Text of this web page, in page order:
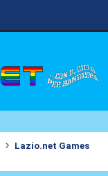
Lazio.net Games